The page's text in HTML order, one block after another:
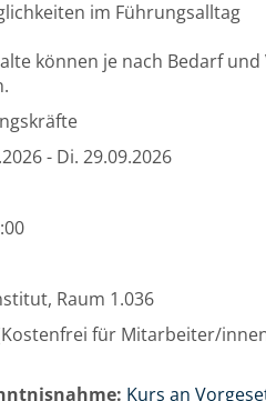
im Führungsalltag
können je nach Bedarf
- Di. 29.09.2026
Raum 1.036
für Mitarbeiter/
Kurs an